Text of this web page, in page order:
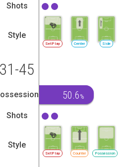
Shots
Style
SetPlay Center Side
31-45
50.6 %
Shots
Style
SetPlay Counter Possession